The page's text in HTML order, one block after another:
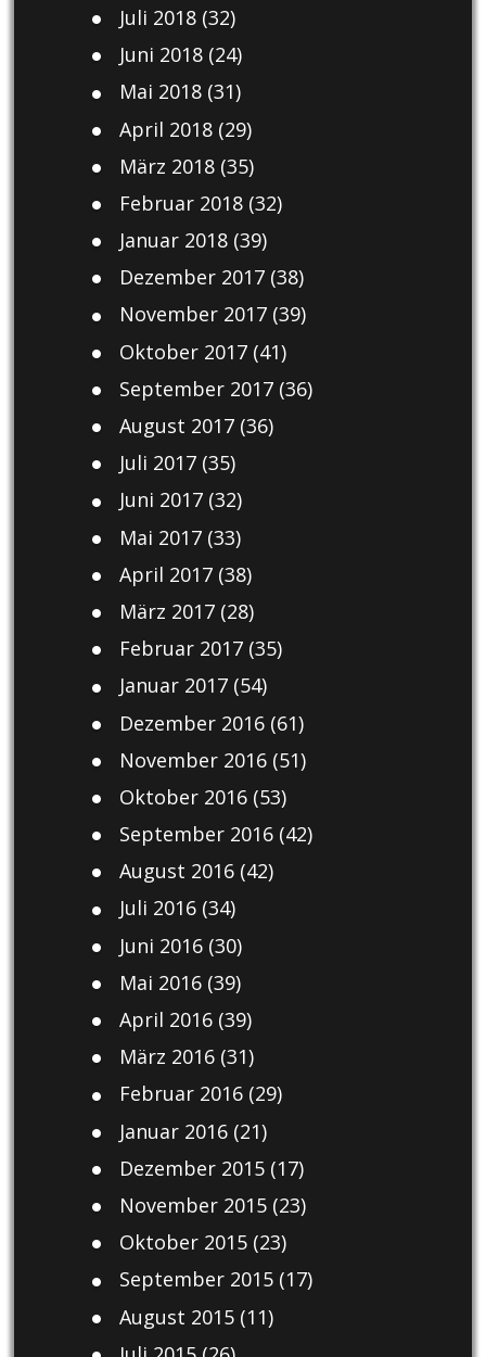
Juli 2018(32)
Juni 2018(24)
Mai 2018(31)
April 2018(29)
März 2018(35)
Februar 2018(32)
Januar 2018(39)
Dezember 2017(38)
November 2017(39)
Oktober 2017(41)
September 2017(36)
August 2017(36)
Juli 2017(35)
Juni 2017(32)
Mai 2017(33)
April 2017(38)
März 2017(28)
Februar 2017(35)
Januar 2017(54)
Dezember 2016(61)
November 2016(51)
Oktober 2016(53)
September 2016(42)
August 2016(42)
Juli 2016(34)
Juni 2016(30)
Mai 2016(39)
April 2016(39)
März 2016(31)
Februar 2016(29)
Januar 2016(21)
Dezember 2015(17)
November 2015(23)
Oktober 2015(23)
September 2015(17)
August 2015(11)